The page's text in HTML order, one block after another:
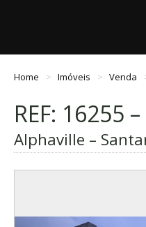
Home Imóveis Venda
REF: 16255
Alphaville –